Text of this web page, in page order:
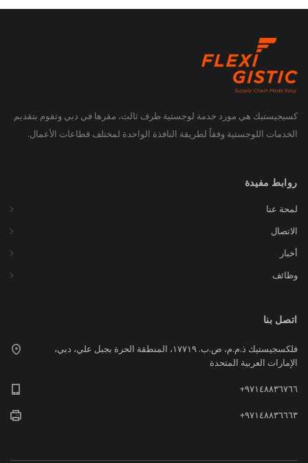
كسيجيستيك هي مورد خدمة لوجستية طرف ثالث، مقرها في دبي وتقوم بتقديم
الخدمات اللوجستية وفقاً لطريقة النافذة الواحدة لمختلف قطاعات الأعمال.
روابط مفيدة
لمحة عنا
الاتصال
أخبار
وظائف
اتصل بنا
فلكسجيستيك ذ.م.م، ص.ب. ١٧٧١٩، المنطقة الحرة بجبل علي، دبي،
الإمارات العربية المتحدة
٩٧١٤٨٨٣٦٧٦٦+
٩٧١٤٨٨٣٦٦٦٣+